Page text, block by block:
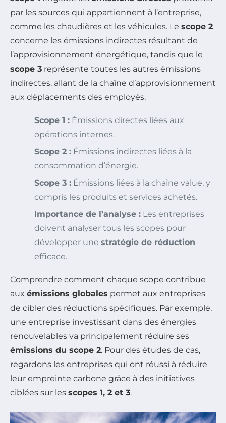
par les sources qui appartiennent à l’entreprise,
comme les chaudières et les véhicules. Le scope 2
concerne les émissions indirectes résultant de
l’approvisionnement énergétique, tandis que le
scope 3 représente toutes les autres émissions
indirectes, allant de la chaîne d’approvisionnement
aux déplacements des employés.
Scope 1 : Émissions directes liées aux
opérations internes.
Scope 2 : Émissions indirectes liées à la
consommation d’énergie.
Scope 3 : Émissions liées à la chaîne value, y
compris les produits et services achetés.
Importance de l’analyse : Les entreprises
doivent analyser tous les scopes pour
développer une stratégie de réduction
efficace.
Comprendre comment chaque scope contribue
aux émissions globales permet aux entreprises
de cibler des réductions spécifiques. Par exemple,
une entreprise investissant dans des énergies
renouvelables va principalement réduire ses
émissions du scope 2. Pour des études de cas,
regardons les entreprises qui ont réussi à réduire
leur empreinte carbone grâce à des initiatives
ciblées sur les scopes 1, 2 et 3.